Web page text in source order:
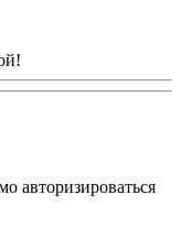
авторизироваться